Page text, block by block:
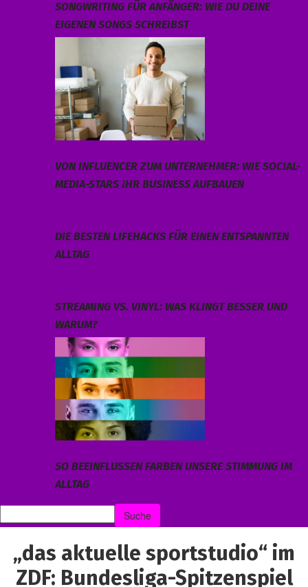
SONGWRITING FÜR ANFÄNGER: WIE DU DEINE
EIGENEN SONGS SCHREIBST
VON INFLUENCER ZUM UNTERNEHMER: WIE SOCIAL-
MEDIA-STARS IHR BUSINESS AUFBAUEN
DIE BESTEN LIFEHACKS FÜR EINEN ENTSPANNTEN
ALLTAG
STREAMING VS. VINYL: WAS KLINGT BESSER UND
WARUM?
SO BEEINFLUSSEN FARBEN UNSERE STIMMUNG IM
ALLTAG
„das aktuelle sportstudio“ im
ZDF: Bundesliga-Spitzenspiel